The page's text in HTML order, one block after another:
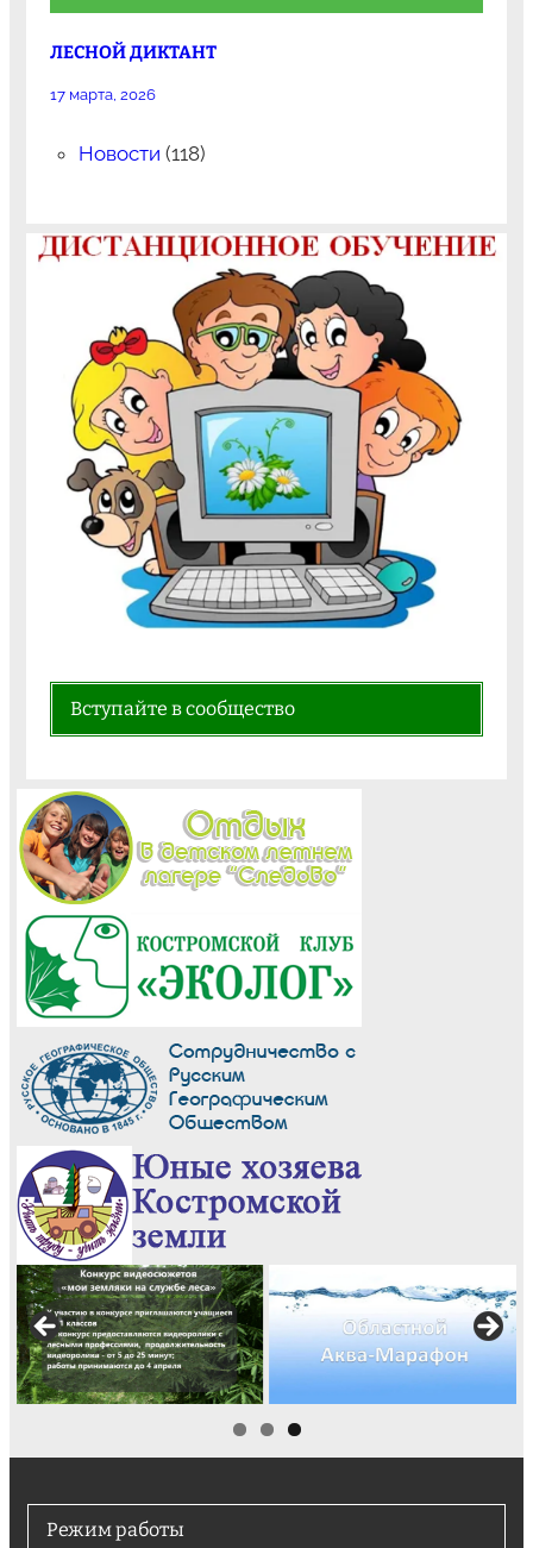
ЛЕСНОЙ ДИКТАНТ
17 марта, 2026
Новости (118)
Вступайте в сообщество
Режим работы